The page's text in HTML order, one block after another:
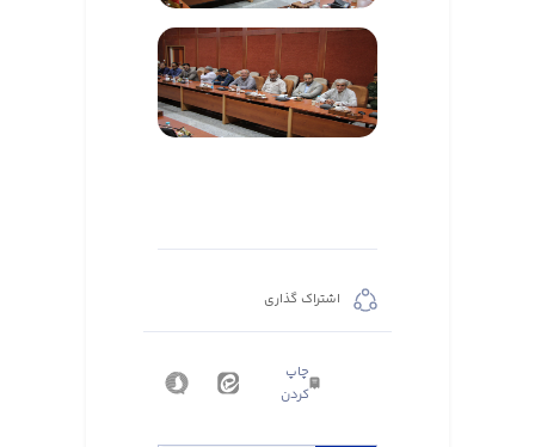
اشتراک گذاری
چاپ
کردن